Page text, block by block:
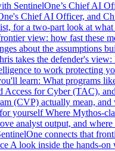
SentinelOne’s Chief AI
Chief AI Officer, and
for a two-part look at what
view: how fast these
about the assumptions
takes the defender's
to work protecting
learn: What programs
Access for Cyber (TAC),
(CVP) actually mean, and
yourself Where Mythos-
analyst output, and
connects that
A look inside the hands-on